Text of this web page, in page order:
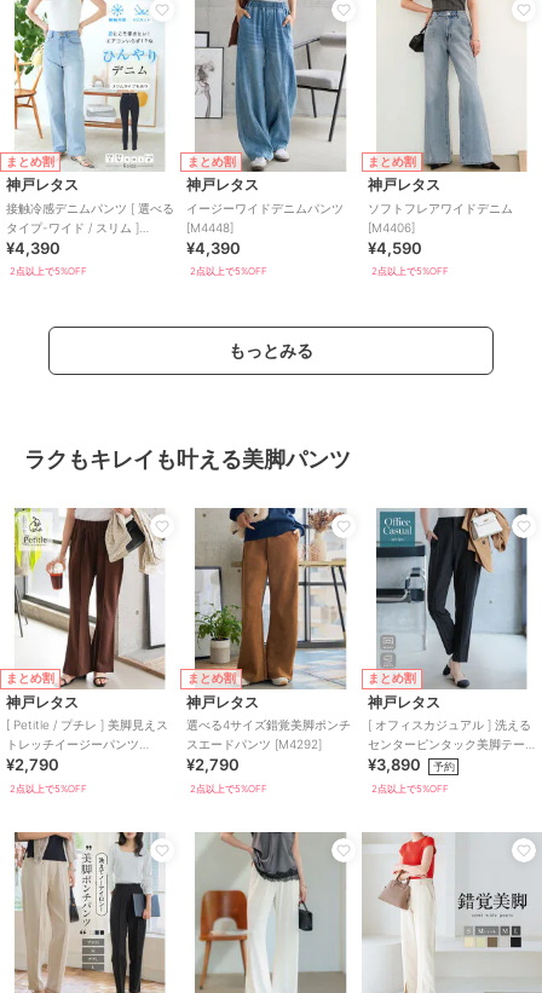
まとめ割
神戸レタス
接触冷感デニムパンツ [ 選べる
タイプ-ワイド / スリム ]
[M3926]｜
¥4,390
2点以上で5%OFF
まとめ割
神戸レタス
イージーワイドデニムパンツ
[M4448]
¥4,390
2点以上で5%OFF
まとめ割
神戸レタス
ソフトフレアワイドデニム
[M4406]
¥4,590
2点以上で5%OFF
もっとみる
ラクもキレイも叶える美脚パンツ
まとめ割
神戸レタス
[ Petitle / プチレ ] 美脚見えス
トレッチイージーパンツ
[M4266]
¥2,790
2点以上で5%OFF
まとめ割
神戸レタス
選べる4サイズ錯覚美脚ポンチ
スエードパンツ [M4292]
¥2,790
2点以上で5%OFF
まとめ割
神戸レタス
[ オフィスカジュアル ] 洗える
センターピンタック美脚テー
パードパンツ [M4481]
¥3,890 予約
2点以上で5%OFF